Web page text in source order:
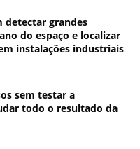
detectar grandes
do espaço e localizar
instalações industriais
sem testar a
todo o resultado da